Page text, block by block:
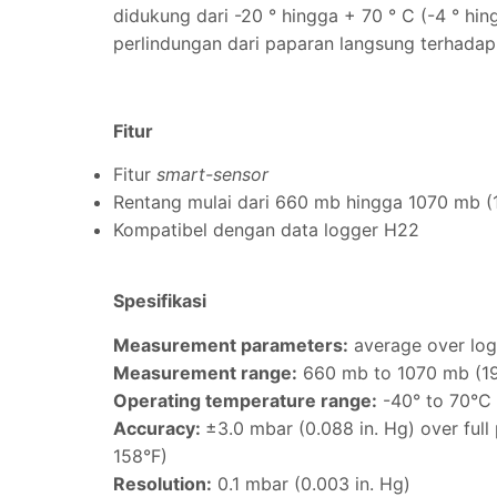
didukung dari -20 ° hingga + 70 ° C (-4 °
perlindungan dari paparan langsung
Fitur
Fitur smart-sensor
Rentang mulai dari 660 mb hingga 1070 mb
Kompatibel dengan data logger H22
Spesifikasi
Measurement parameters: average over
Measurement range: 660 mb to 1070 mb
Operating temperature range: -40° to
Accuracy: ±3.0 mbar (0.088 in. Hg) over full
158°F)
Resolution: 0.1 mbar (0.003 in. Hg)